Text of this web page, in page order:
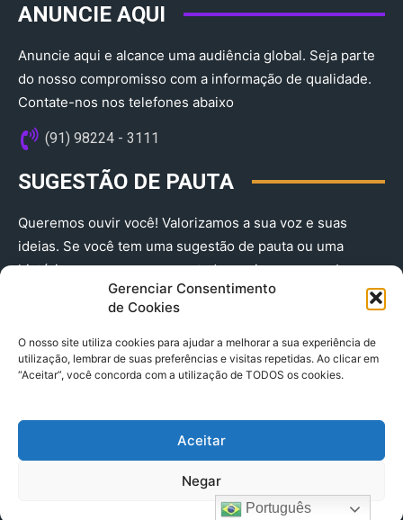
Gerenciar Consentimento
de Cookies
O nosso site utiliza cookies para ajudar a melhorar a sua experiência de
utilização, lembrar de suas preferências e visitas repetidas. Ao clicar em
“Aceitar”, você concorda com a utilização de TODOS os cookies.
Aceitar
Negar
ANUNCIE AQUI
Anuncie aqui e alcance uma audiência global. Seja parte
do nosso compromisso com a informação de qualidade.
Contate-nos nos telefones abaixo
(91) 98224 - 3111
SUGESTÃO DE PAUTA
Queremos ouvir você! Valorizamos a sua voz e suas
ideias. Se você tem uma sugestão de pauta ou uma
história que merece ser contada, envie-nos agora!
(91) 98224 - 3111
© 2025 A Província do Pará CNPJ: 04.901.141/0001-36 End .
Trav. Quintino Bocaiuva 2301, Ed. Rogério Fernandez – Sala
2701- Cremação – CEP 66045.315
Português